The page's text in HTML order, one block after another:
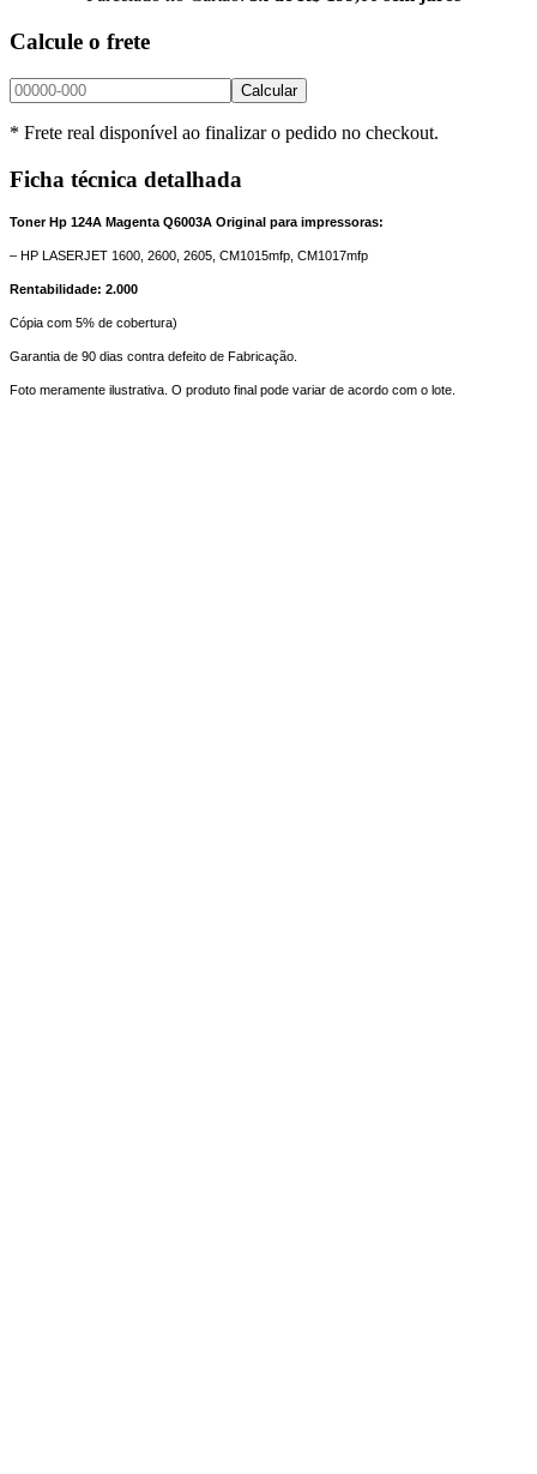
Calcule o frete
Calcular
* Frete real disponível ao finalizar o pedido no checkout.
Ficha técnica detalhada
Toner Hp 124A Magenta Q6003A Original para impressoras:
– HP LASERJET 1600, 2600, 2605, CM1015mfp, CM1017mfp
Rentabilidade: 2.000
Cópia com 5% de cobertura)
Garantia de 90 dias contra defeito de Fabricação.
Foto meramente ilustrativa. O produto final pode variar de acordo com o lote.